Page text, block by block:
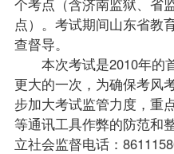
点）。考试期间山东省教
查督导。
本次考试是2010年的
更大的一次，为确保考风
步加大考试监管力度，重
等通讯工具作弊的防范和
立社会监督电话：